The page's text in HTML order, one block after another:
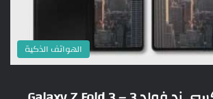
الهواتف الذكية